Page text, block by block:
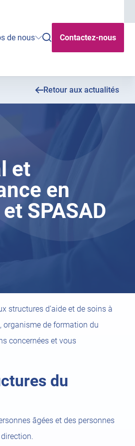
de nous
ouvrirContactez-nous
Retour aux actualités
et
en
SPASAD
structures d’aide et de soins à
organisme de formation du
concernées et vous
du
âgées et des personnes